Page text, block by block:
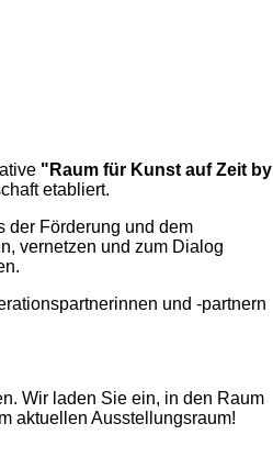
"Raum für Kunst auf Zeit by
etabliert.
der Förderung und dem
vernetzen und zum Dialog
und -partnern
Wir laden Sie ein, in den Raum
aktuellen Ausstellungsraum!